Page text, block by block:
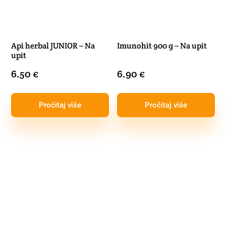
Api herbal JUNIOR – Na
upit
6.50€
Pročitaj više
Imunohit 900 g – Na upit
6.90€
Pročitaj više